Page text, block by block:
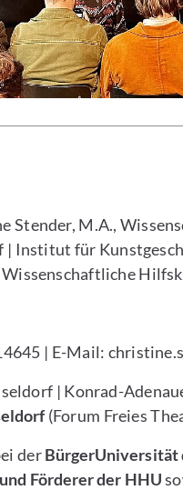
Stender, M.A.,
Institut für
Wissenschaftliche
| E-Mail:
| Konrad-
(Forum Freies
der
Förderer der HHU